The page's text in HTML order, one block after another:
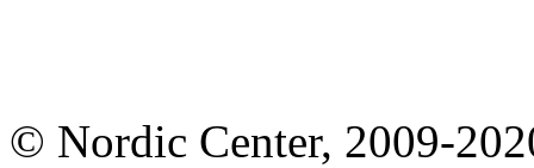
© Nordic Center, 2009-